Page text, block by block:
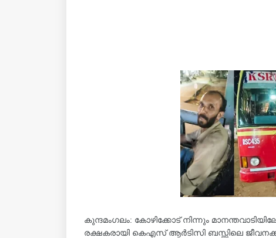
കുന്ദമംഗലം: കോഴിക്കോട് നിന്നും
രക്ഷകരായി കെഎസ് ആർടിസി ബസ്സിലെ